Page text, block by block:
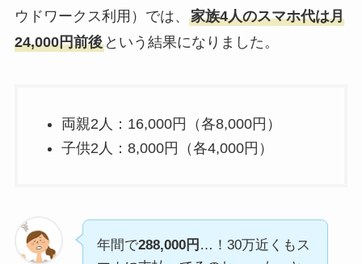
ウドワークス利用）では、 家族4人のスマホ代は月
24,000円前後という結果になりました。
両親2人：16,000円（各8,000円）
子供2人：8,000円（各4,000円）
年間で288,000円 …！30万近くもス